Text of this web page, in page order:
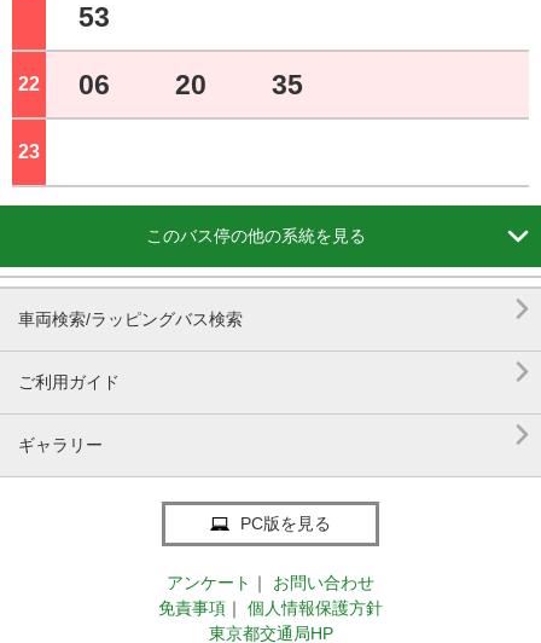
53
22 06 20 35
23
このバス停の他の系統を見る 
車両検索/ラッピングバス検索 
ご利用ガイド 
ギャラリー 
PC版を見る
アンケート ｜
お問い合わせ
免責事項 ｜
個人情報保護方針
東京都交通局HP